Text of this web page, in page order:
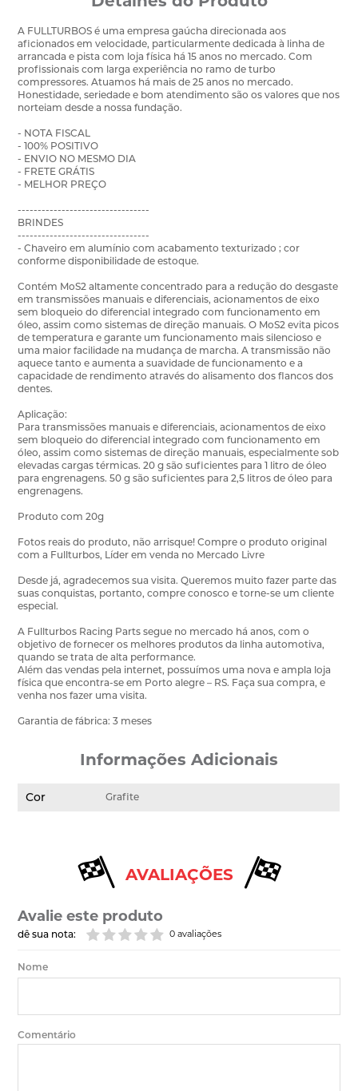
A FULLTURBOS é uma empresa gaúcha direcionada aos
aficionados em velocidade, particularmente dedicada à linha de
arrancada e pista com loja física há 15 anos no mercado. Com
profissionais com larga experiência no ramo de turbo
compressores. Atuamos há mais de 25 anos no mercado.
Honestidade, seriedade e bom atendimento são os valores que nos
norteiam desde a nossa fundação.
- NOTA FISCAL
- 100% POSITIVO
- ENVIO NO MESMO DIA
- FRETE GRÁTIS
- MELHOR PREÇO
---------------------------------
BRINDES
---------------------------------
- Chaveiro em alumínio com acabamento texturizado ; cor
conforme disponibilidade de estoque.
Contém MoS2 altamente concentrado para a redução do desgaste
em transmissões manuais e diferenciais, acionamentos de eixo
sem bloqueio do diferencial integrado com funcionamento em
óleo, assim como sistemas de direção manuais. O MoS2 evita picos
de temperatura e garante um funcionamento mais silencioso e
uma maior facilidade na mudança de marcha. A transmissão não
aquece tanto e aumenta a suavidade de funcionamento e a
capacidade de rendimento através do alisamento dos flancos dos
dentes.
Aplicação:
Para transmissões manuais e diferenciais, acionamentos de eixo
sem bloqueio do diferencial integrado com funcionamento em
óleo, assim como sistemas de direção manuais, especialmente sob
elevadas cargas térmicas. 20 g são suficientes para 1 litro de óleo
para engrenagens. 50 g são suficientes para 2,5 litros de óleo para
engrenagens.
Produto com 20g
Fotos reais do produto, não arrisque! Compre o produto original
com a Fullturbos, Líder em venda no Mercado Livre
Desde já, agradecemos sua visita. Queremos muito fazer parte das
suas conquistas, portanto, compre conosco e torne-se um cliente
especial.
A Fullturbos Racing Parts segue no mercado há anos, com o
objetivo de fornecer os melhores produtos da linha automotiva,
quando se trata de alta performance.
Além das vendas pela internet, possuímos uma nova e ampla loja
física que encontra-se em Porto alegre – RS. Faça sua compra, e
venha nos fazer uma visita.
Garantia de fábrica: 3 meses
Informações Adicionais
Cor Grafite
AVALIAÇÕES
Avalie este produto
0 avaliações
dê sua nota:
Nome
Comentário